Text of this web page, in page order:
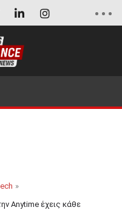
»
Anytime έχεις κάθε